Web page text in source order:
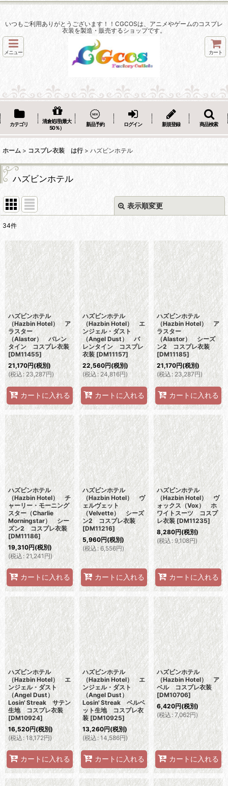
いつもご利用ありがとうございます！！CGCOSは、アニメやゲームのコスプレ
衣装を製造・販売するショップです。
メニュー カート
カテゴリ
清倉処理(最大
50％）
新品予約 ログイン 新規登録 商品検索
ホーム > コスプレ衣装 は行 > ハズビンホテル
ハズビンホテル
表示順変更
並び順:
絞り込む
34件
ハズビンホテル
（Hazbin Hotel） ア
ラスター
（Alastor） バレン
タイン コスプレ衣装
[DM11455]
21,170円(税別)
(税込: 23,287円)
カートに入れる
ハズビンホテル
（Hazbin Hotel） エ
ンジェル・ダスト
（Angel Dust） バ
レンタイン コスプレ
衣装 [DM11157]
22,560円(税別)
(税込: 24,816円)
カートに入れる
ハズビンホテル
（Hazbin Hotel） ア
ラスター
（Alastor） シーズ
ン2 コスプレ衣装
[DM11185]
21,170円(税別)
(税込: 23,287円)
カートに入れる
ハズビンホテル
（Hazbin Hotel） チ
ャーリー・モーニング
スター（Charlie
Morningstar） シー
ズン2 コスプレ衣装
[DM11186]
19,310円(税別)
(税込 : 21,241円)
カートに入れる
ハズビンホテル
（Hazbin Hotel） ヴ
ェルヴェット
（Velvette） シーズ
ン2 コスプレ衣装
[DM11216]
5,960円(税別)
(税込: 6,556円)
カートに入れる
ハズビンホテル
（Hazbin Hotel） ヴ
ォックス（Vox） ホ
ワイトスーツ コスプ
レ衣装 [DM11235]
8,280円(税別)
(税込: 9,108円)
カートに入れる
ハズビンホテル
（Hazbin Hotel） エ
ンジェル・ダスト
（Angel Dust）
Losin' Streak サテン
生地 コスプレ衣装
[DM10924]
16,520円(税別)
(税込 : 18,172円)
カートに入れる
ハズビンホテル
（Hazbin Hotel） エ
ンジェル・ダスト
（Angel Dust）
Losin' Streak ベルベ
ット生地 コスプレ衣
装 [DM10925]
13,260円(税別)
(税込: 14,586円)
カートに入れる
ハズビンホテル
（Hazbin Hotel） ア
ベル コスプレ衣装
[DM10706]
6,420円(税別)
(税込: 7,062円)
カートに入れる